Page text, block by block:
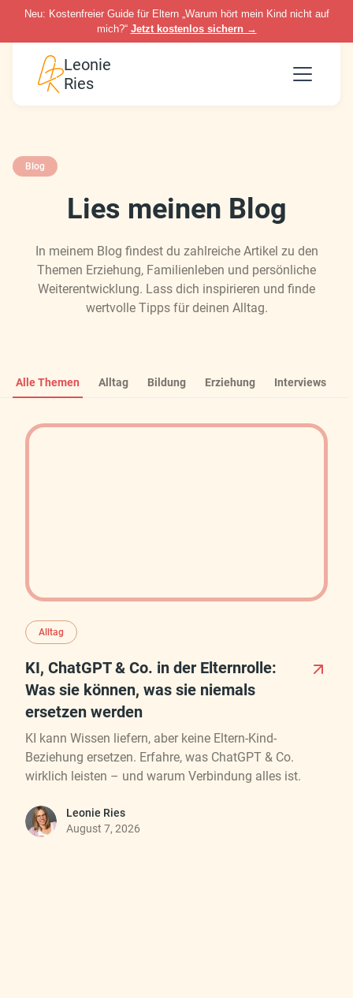
Neu: Kostenfreier Guide für Eltern „Warum hört mein Kind nicht auf
mich?“ Jetzt kostenlos sichern →
Leonie
Ries
Blog
Lies meinen Blog
In meinem Blog findest du zahlreiche Artikel zu den
Themen Erziehung, Familienleben und persönliche
Weiterentwicklung. Lass dich inspirieren und finde
wertvolle Tipps für deinen Alltag.
Alle Themen Alltag Bildung Erziehung Interviews
Alltag
KI, ChatGPT & Co. in der Elternrolle:
Was sie können, was sie niemals
ersetzen werden
KI kann Wissen liefern, aber keine Eltern-Kind-
Beziehung ersetzen. Erfahre, was ChatGPT & Co.
wirklich leisten – und warum Verbindung alles ist.
Leonie Ries
August 7, 2026